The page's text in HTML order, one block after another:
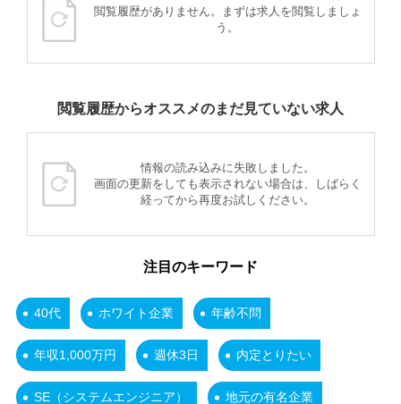
閲覧履歴がありません。まずは求人を閲覧しましょ
う。
閲覧履歴からオススメのまだ見ていない求人
情報の読み込みに失敗しました。
画面の更新をしても表示されない場合は、しばらく
経ってから再度お試しください。
注目のキーワード
40代 ホワイト企業 年齢不問
年収1,000万円 週休3日 内定とりたい
SE（システムエンジニア） 地元の有名企業